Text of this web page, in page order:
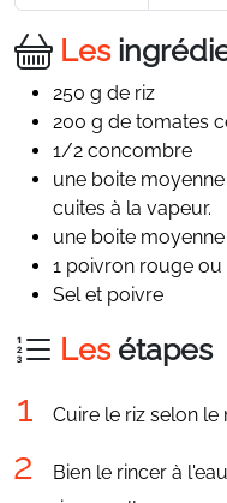
Les
250 g de riz
200 g de tomates
1/2 concombre
une boite
cuites à la vapeur.
une boite
1 poivron rouge
Sel et poivre
Lesétapes
Cuire le riz selon
Bien le rincer à